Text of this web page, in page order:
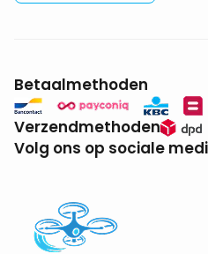
Betaalmethoden
Verzendmethoden
Volg ons op sociale